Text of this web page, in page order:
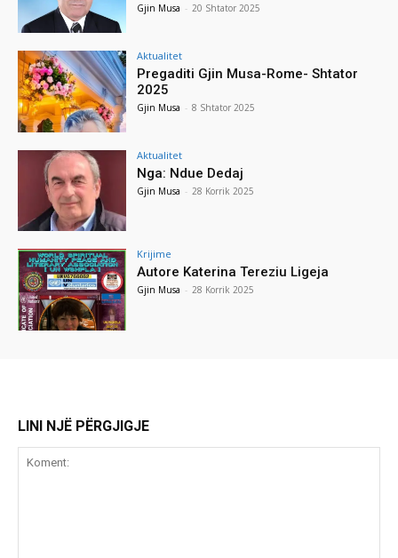
Gjin Musa - 20 Shtator 2025
Aktualitet
Pregaditi Gjin Musa-Rome- Shtator
2025
Gjin Musa - 8 Shtator 2025
Aktualitet
Nga: Ndue Dedaj
Gjin Musa - 28 Korrik 2025
Krijime
Autore Katerina Tereziu Ligeja
Gjin Musa - 28 Korrik 2025
LINI NJË PËRGJIGJE